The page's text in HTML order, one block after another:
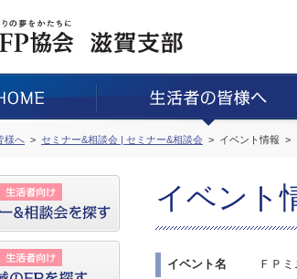
様へ セミナー&相談会 | セミナー&相談会 イベント情報
イベント
イベント名 ＦＰ